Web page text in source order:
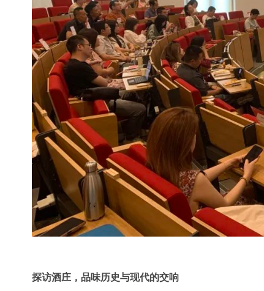
探访酒庄，品味历史与现代的交响